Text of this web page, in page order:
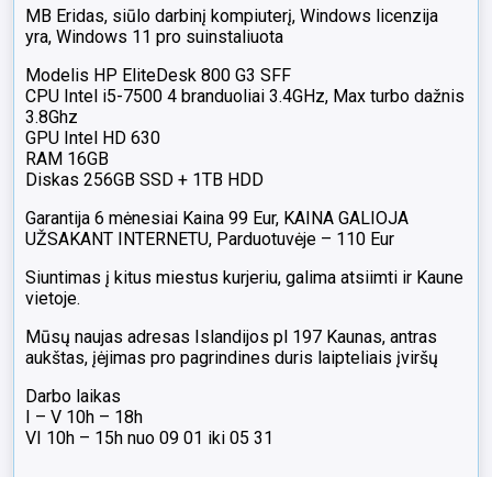
MB Eridas, siūlo darbinį kompiuterį, Windows licenzija
yra, Windows 11 pro suinstaliuota
Modelis HP EliteDesk 800 G3 SFF
CPU Intel i5-7500 4 branduoliai 3.4GHz, Max turbo dažnis
3.8Ghz
GPU Intel HD 630
RAM 16GB
Diskas 256GB SSD + 1TB HDD
Garantija 6 mėnesiai Kaina 99 Eur, KAINA GALIOJA
UŽSAKANT INTERNETU, Parduotuvėje – 110 Eur
Siuntimas į kitus miestus kurjeriu, galima atsiimti ir Kaune
vietoje.
Mūsų naujas adresas Islandijos pl 197 Kaunas, antras
aukštas, įėjimas pro pagrindines duris laipteliais įviršų
Darbo laikas
I – V 10h – 18h
VI 10h – 15h nuo 09 01 iki 05 31